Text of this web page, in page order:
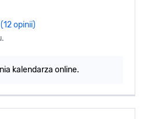
(12 opinii)
kalendarza online.